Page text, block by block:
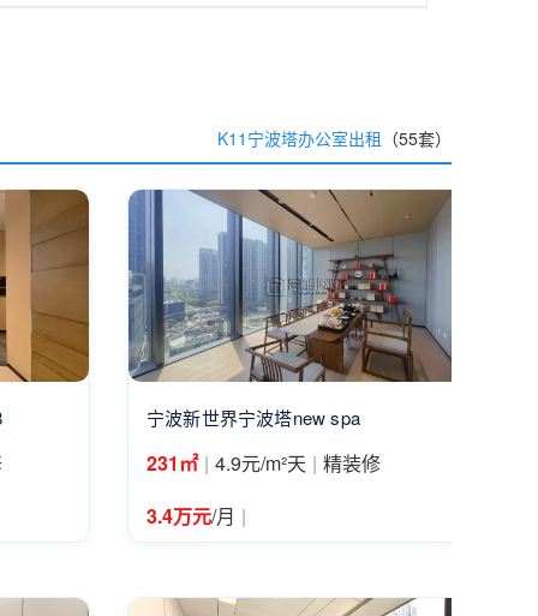
K11宁波塔办公室出租 （55套）
宁波新世界宁波塔new spa
231㎡ | 4.9元/m²天 | 精装修
3.4万元/月 |